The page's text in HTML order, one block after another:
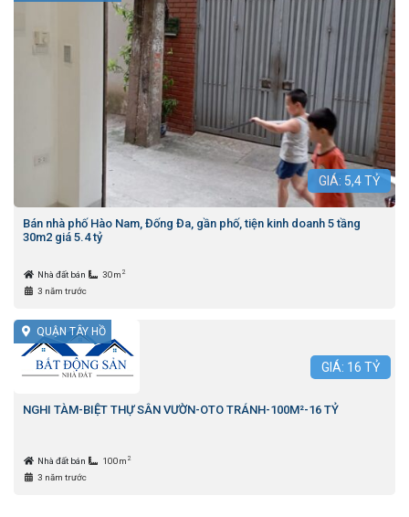
GIÁ: 5,4TỶ
Bán nhà phố Hào Nam, Đống Đa, gần phố, tiện kinh doanh 5 tầng
30m2 giá 5.4 tỷ
Nhà đất bán 30m 2
3 năm trước
QUẬN TÂY HỒ
GIÁ: 16 TỶ
NGHI TÀM-BIỆT THỰ SÂN VƯỜN-OTO TRÁNH-100M²-16 TỶ
Nhà đất bán 100m 2
3 năm trước